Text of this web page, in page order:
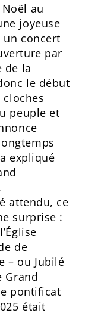
au
joyeuse
concert
par
de la
le début
cloches
peuple et
expliqué
attendu, ce
surprise :
de
– ou Jubilé
Grand
pontificat
était